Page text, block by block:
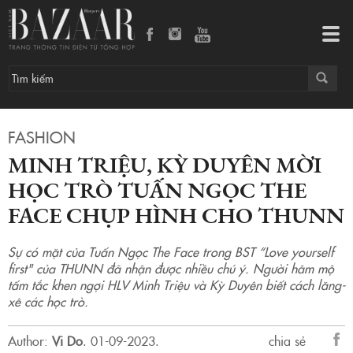
FASHION
MINH TRIỆU, KỲ DUYÊN MỜI
HỌC TRÒ TUẤN NGỌC THE
FACE CHỤP HÌNH CHO THUNN
Sự có mặt của Tuấn Ngọc The Face trong BST “Love yourself
first" của THUNN đã nhận được nhiều chú ý. Người hâm mộ
tấm tắc khen ngợi HLV Minh Triệu và Kỳ Duyên biết cách lăng-
xê các học trò.
Author: Vi Do. 01-09-2023.
chia sẻ